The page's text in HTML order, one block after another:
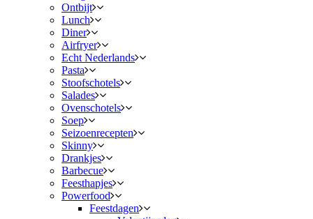
Ontbijt
Lunch
Diner
Airfryer
Echt Nederlands
Pasta
Stoofschotels
Salades
Ovenschotels
Soep
Seizoenrecepten
Skinny
Drankjes
Barbecue
Feesthapjes
Powerfood
Feestdagen